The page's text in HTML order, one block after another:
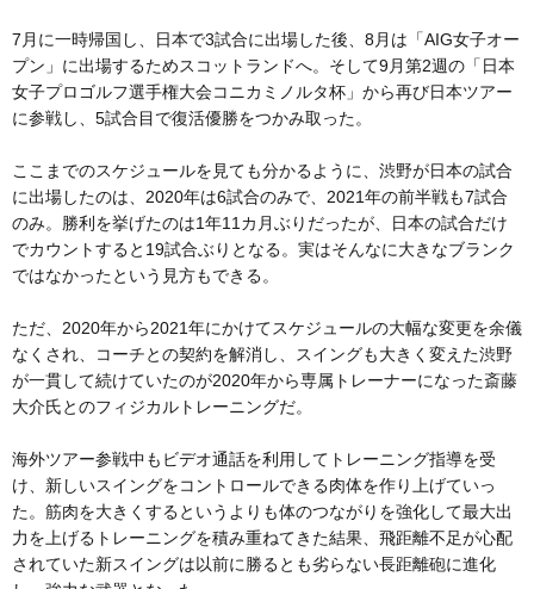
7月に一時帰国し、日本で3試合に出場した後、8月は「AIG女子オー
プン」に出場するためスコットランドへ。そして9月第2週の「日本
女子プロゴルフ選手権大会コニカミノルタ杯」から再び日本ツアー
に参戦し、5試合目で復活優勝をつかみ取った。
ここまでのスケジュールを見ても分かるように、渋野が日本の試合
に出場したのは、2020年は6試合のみで、2021年の前半戦も7試合
のみ。勝利を挙げたのは1年11カ月ぶりだったが、日本の試合だけ
でカウントすると19試合ぶりとなる。実はそんなに大きなブランク
ではなかったという見方もできる。
ただ、2020年から2021年にかけてスケジュールの大幅な変更を余儀
なくされ、コーチとの契約を解消し、スイングも大きく変えた渋野
が一貫して続けていたのが2020年から専属トレーナーになった斎藤
大介氏とのフィジカルトレーニングだ。
海外ツアー参戦中もビデオ通話を利用してトレーニング指導を受
け、新しいスイングをコントロールできる肉体を作り上げていっ
た。筋肉を大きくするというよりも体のつながりを強化して最大出
力を上げるトレーニングを積み重ねてきた結果、飛距離不足が心配
されていた新スイングは以前に勝るとも劣らない長距離砲に進化